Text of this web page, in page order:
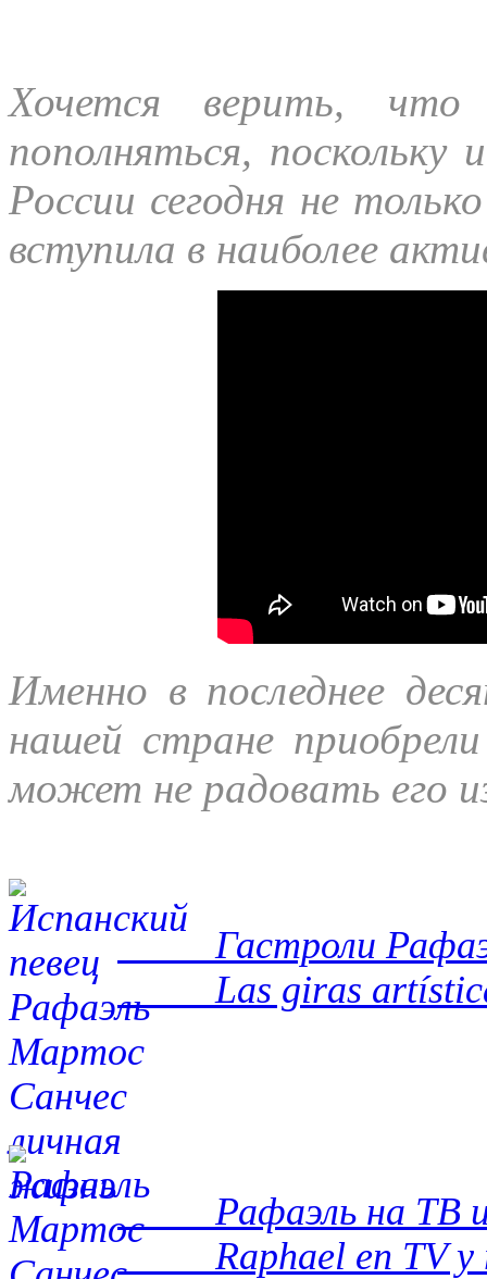
Хочется верить, что
пополняться,
России сегодня не
вступила в наиболее
Именно в последнее
нашей стране
может не радовать его
Гастроли
Las giras artísticas
Рафаэль на ТВ и
Raphael en TV y